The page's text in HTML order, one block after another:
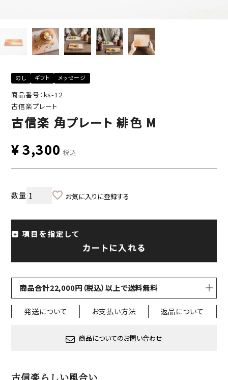
のし ギフト メッセージ
商品番号：ks-12
古信楽プレート
古信楽 角プレート 緋色 M
¥3,300 税込
お気に入りに登録する
項目を指定して
カートに入れる
商品合計22,000円（税込）以上で送料無料
発送について お支払い方法 返品について
商品についてのお問い合わせ
古信楽らしい風合い